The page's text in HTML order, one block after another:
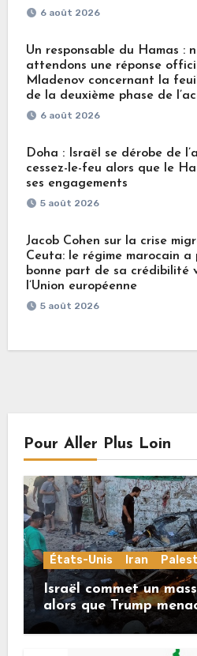
6 août 2026
Un responsable du Hamas :
attendons une réponse
Mladenov concernant la
de la deuxième phase de
6 août 2026
Doha : Israël se dérobe de
cessez-le-feu alors que le
ses engagements
5 août 2026
Jacob Cohen sur la crise
Ceuta: le régime marocain a
bonne part de sa crédibilité
l’Union européenne
5 août 2026
Pour Aller Plus Loin
États-Unis Iran
Israël commet un
alors que Trump
«décapitation»